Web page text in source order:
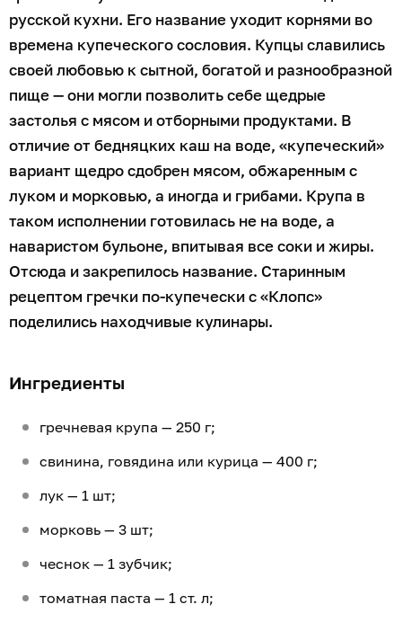
русской кухни. Его название уходит корнями во
времена купеческого сословия. Купцы славились
своей любовью к сытной, богатой и разнообразной
пище — они могли позволить себе щедрые
застолья с мясом и отборными продуктами. В
отличие от бедняцких каш на воде, «купеческий»
вариант щедро сдобрен мясом, обжаренным с
луком и морковью, а иногда и грибами. Крупа в
таком исполнении готовилась не на воде, а
наваристом бульоне, впитывая все соки и жиры.
Отсюда и закрепилось название. Старинным
рецептом гречки по-купечески с «Клопс»
поделились находчивые кулинары.
Ингредиенты
гречневая крупа — 250 г;
свинина, говядина или курица — 400 г;
лук — 1 шт;
морковь — 3 шт;
чеснок — 1 зубчик;
томатная паста — 1 ст. л;